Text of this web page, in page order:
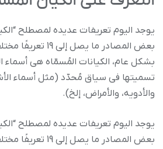
یوجد الیوم تعریفات عدیده لمصطلح
بعض المصادر ما یصل
بشکل عام، الکیانات المُسمّاه هی أسماء
تسمیتها فی سیاق مُحدّد (مثل أسماء
والأدویه، والأمراض، إلخ).
یوجد الیوم تعریفات عدیده لمصطلح
بعض المصادر ما یصل